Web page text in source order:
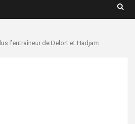
l’entraîneur de Delort et Hadjam